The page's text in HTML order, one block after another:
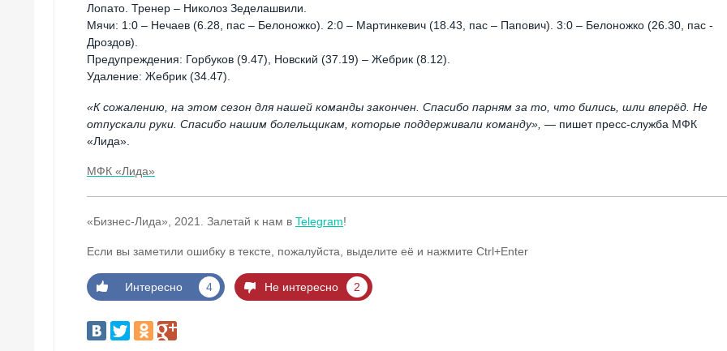
Лопато. Тренер – Николоз Зеделашвили.
Мячи: 1:0 – Нечаев (6.28, пас – Белоножко). 2:0 – Мартинкевич (18.43, пас – Папович). 3:0 – Белоножко (26.30, пас -
Дроздов).
Предупреждения: Горбуков (9.47), Новский (37.19) – Жебрик (8.12).
Удаление: Жебрик (34.47).
«К сожалению, на этом сезон для нашей команды закончен. Спасибо парням за то, что бились, шли вперёд. Не
отпускали руки. Спасибо нашим болельщикам, которые поддерживали команду», — пишет пресс-служба МФК
«Лида».
МФК «Лида»
«Бизнес-Лида», 2021. Залетай к нам в Telegram!
Если вы заметили ошибку в тексте, пожалуйста, выделите её и нажмите Ctrl+Enter
Интересно 4 Не интересно 2